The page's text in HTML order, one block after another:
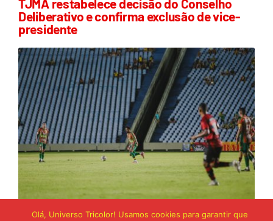
TJMA restabelece decisão do Conselho
Deliberativo e confirma exclusão de vice-
presidente
Olá, Universo Tricolor! Usamos cookies para garantir que